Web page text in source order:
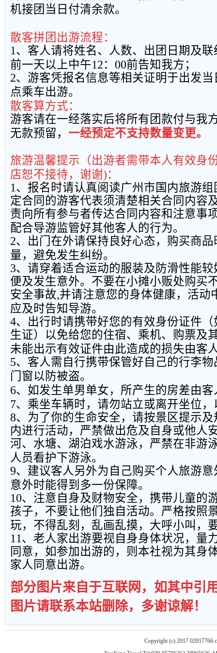
机接团当日付清余款。
散客拼团出游流程：
1、客人请将姓名、人数、出团日期及
前一天以上中午12： 00前告知我方；
2、游客凭报名信息等相关证明于出发
点乘车出游。
散客算方式：
游客请在一经落实后将所有团款付与我
无款预留， 一经预定不支持数量变更。
旅游温馨提示（出游者需带本人有效身
店恕不接待，谢谢)：
1、报名时请认真阅读广州市国内旅游
定合同的游客代表须清楚相关合同内容
责向所有参与者传达合同内容和注意事
配合导游监管好其他客人的行为。
2、出门在外请保持良好心态，购买商
量，避免发生纠纷。
3、请穿着适合运动的服装及防滑性能
便及发生意外。不要在小摊小贩处购买
安全事故,并请注意您的身体健康，活动
应及时告知导游。
4、出行时请携带好您的有效身份证件
生证）以免给您的住宿、乘机、购票及
未能出示有效证件由此造成的损失由客
5、客人需自行携带保管好自己的行李
门窗以防被盗。
6、如发生单男单女，所产生的房差由客
7、乘坐车辆时，请勿站立或离开坐位
8、为了你的生命安全，请按景区提示
内进行活动，严禁做出危及自身或他人
河、水塘、湖泊戏水游泳，严禁在非游
人员看护下游泳。
9、建议客人另外为自己购买个人旅游
意外时能得到多一份保障。
10、注意自身及财物安全，携带儿童的
孩子，不要让他们独自活动。严格按照
玩，不得乱刻，乱画乱摸，大呼小叫，
11、老人家出游要视自身身体状况，量
同意，如参加出游的，则本社视为其身
家人同意出游。
部分图片来自于互联网，如其中引
图片请联系本站删除，多谢谅解！
Copyright (c) 2017